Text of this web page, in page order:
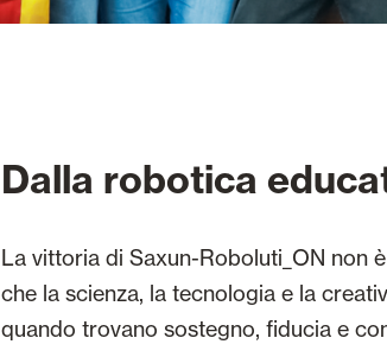
Dalla robotica
La vittoria di Saxun-Roboluti_ON non
che la scienza, la tecnologia e la
quando trovano sostegno, fiducia e